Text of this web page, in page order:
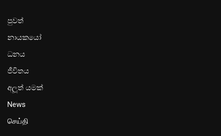
පුවත්
නායකයෝ
ධනය
ජීවිතය
අලූත් යමක්
News
செய்தி